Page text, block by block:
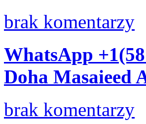
brak komentarzy
WhatsApp
Doha Masaieed
brak komentarzy